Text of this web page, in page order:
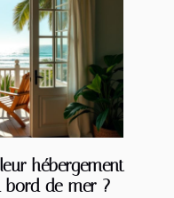
hébergement
bord de mer ?